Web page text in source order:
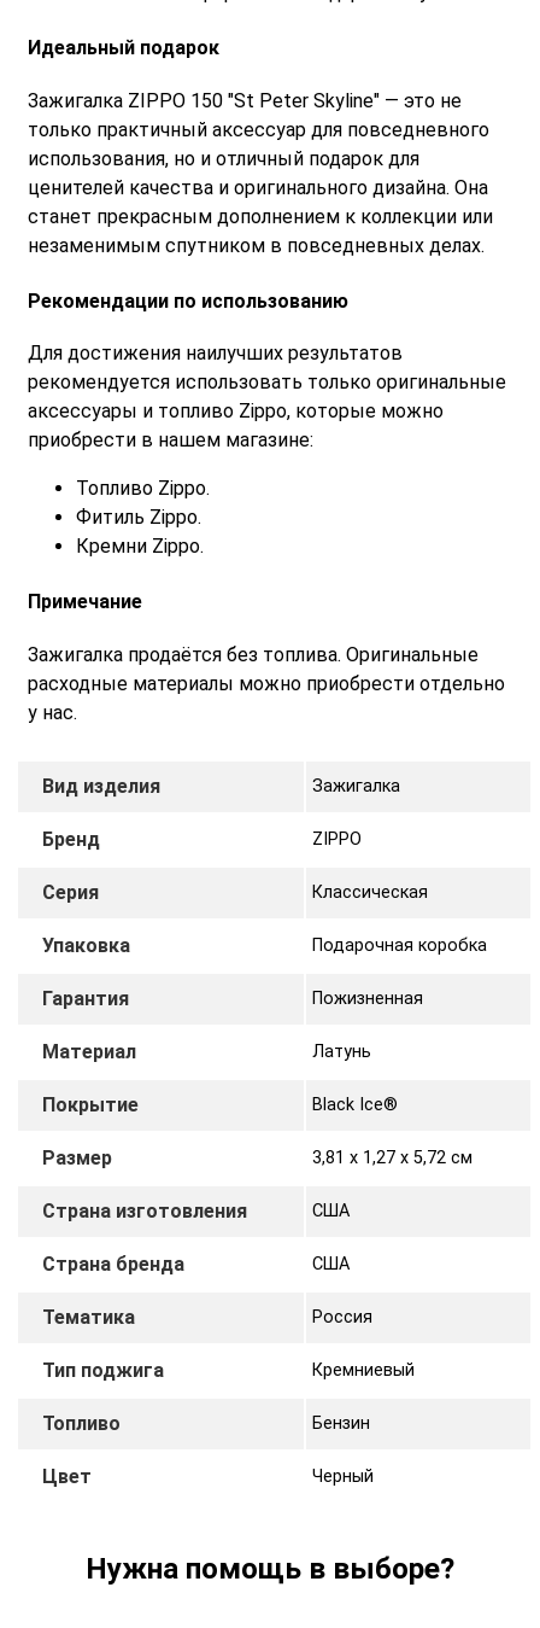
Идеальный подарок
Зажигалка ZIPPO 150 "St Peter Skyline" — это не
только практичный аксессуар для повседневного
использования, но и отличный подарок для
ценителей качества и оригинального дизайна. Она
станет прекрасным дополнением к коллекции или
незаменимым спутником в повседневных делах.
Рекомендации по использованию
Для достижения наилучших результатов
рекомендуется использовать только оригинальные
аксессуары и топливо Zippo, которые можно
приобрести в нашем магазине:
Топливо Zippo.
Фитиль Zippo.
Кремни Zippo.
Примечание
Зажигалка продаётся без топлива. Оригинальные
расходные материалы можно приобрести отдельно
у нас.
Вид изделия Зажигалка
Бренд ZIPPO
Серия Классическая
Упаковка Подарочная коробка
Гарантия Пожизненная
Материал Латунь
Покрытие Black Ice®
Размер 3,81 х 1,27 x 5,72 cм
Страна изготовления США
Страна бренда США
Тематика Россия
Тип поджига Кремниевый
Топливо Бензин
Цвет Черный
Нужна помощь в выборе?